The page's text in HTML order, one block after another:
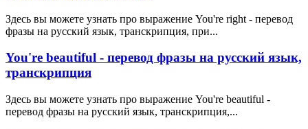
Здесь вы можете узнать про выражение You're right - перевод
фразы на русский язык, транскрипция, при...
You're beautiful - перевод фразы на русский язык,
транскрипция
Здесь вы можете узнать про выражение You're beautiful -
перевод фразы на русский язык, транскрипция,...